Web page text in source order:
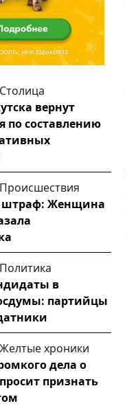
Столица
вернут
по составлению
Происшествия
штраф: Женщина
Политика
в
партийцы
Желтые хроники
дела о
признать